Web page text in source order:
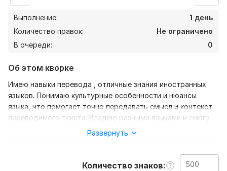
Выполнение:
1 день
Количество правок:
Не ограничено
В очереди:
0
Об этом кворке
Имею навыки перевода , отличные знания иностранных
языков. Понимаю культурные особенности и нюансы
языка, что помогает точно передавать смысл и контекст
переводимого текста. Владею разными языками и смогу
сделать для вас качественный перевод текста, эссе,
доклада. Также связаться со мной возможно в телеграмм
Развернуть
Количество знаков